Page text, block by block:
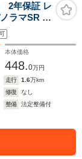
2年保証 レ
ラマSR ブ
チワイド
メラ LED
本体価格
448.0万円
走行 1.6万km
修復
なし
整備
法定整備付